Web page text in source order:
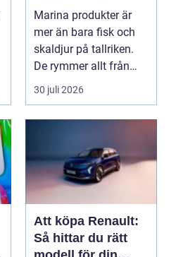
hållbara
upplevelser
Marina produkter är
mer än bara fisk och
skaldjur på tallriken.
De rymmer allt från
mat och hälsa ti...
30 juli 2026
Att köpa Renault:
Så hittar du rätt